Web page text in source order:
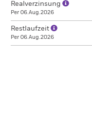
Realverzinsung
Per 06.Aug.2026
Restlaufzeit
Per 06.Aug.2026